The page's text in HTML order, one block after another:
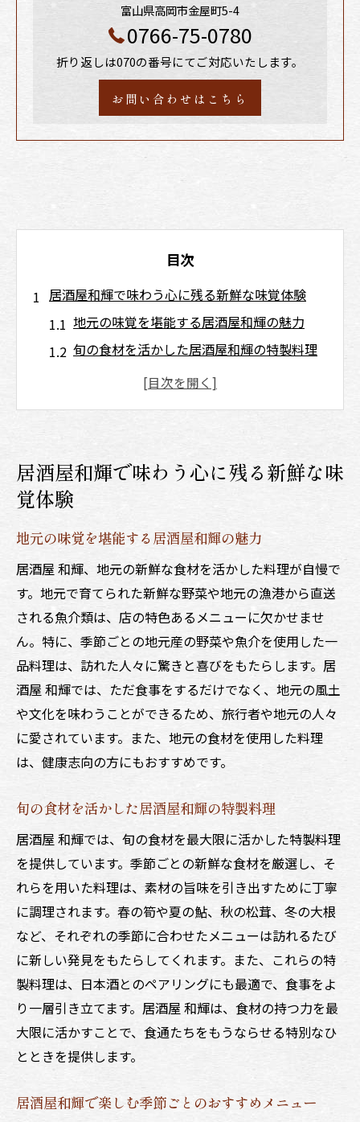
富山県高岡市金屋町5-4
0766-75-0780
折り返しは070の番号にてご対応いたします。
お問い合わせはこちら
目次
居酒屋和輝で味わう心に残る新鮮な味覚体験
地元の味覚を堪能する居酒屋和輝の魅力
旬の食材を活かした居酒屋和輝の特製料理
居酒屋和輝で楽しむ季節ごとのおすすめメ
居酒屋和輝での味わい深い料理の楽しみ方
地元食材が織り成す居酒屋花火の特別メニュー
の魅力
地元食材を使用した居酒屋和輝のこだわり
居酒屋和輝の特別メニューで感じる季節の
変化
居酒屋和輝で試したい新作メニュー
居酒屋和輝の料理に込められた地元の味
居酒屋和輝で楽しむ地元産の厳選食材
居酒屋和輝のメニューに隠されたこだわり
居酒屋花火での夜を彩る日本酒ペアリングの極
意
居酒屋和輝での日本酒と料理の絶妙な組み
日本酒選びで楽しむ居酒屋和輝の特別な夜
居酒屋和輝で体験する日本酒ペアリングの
魅力
居酒屋和輝の料理に合う日本酒の選び方
居酒屋和輝で味わう日本酒の奥深さ
居酒屋和輝の日本酒と料理の美しい調和
初めての訪問でも安心居酒屋和輝のおすすめメ
ニュー
居酒屋和輝で試したい初心者向けメニュー
居酒屋和輝での初訪問におすすめの料理
居酒屋和輝で味わう心に残る新鮮な味
覚体験
地元の味覚を堪能する居酒屋和輝の魅力
居酒屋 和輝、地元の新鮮な食材を活かした料理が自慢で
す。地元で育てられた新鮮な野菜や地元の漁港から直送
される魚介類は、店の特色あるメニューに欠かせませ
ん。特に、季節ごとの地元産の野菜や魚介を使用した一
品料理は、訪れた人々に驚きと喜びをもたらします。居
酒屋 和輝では、ただ食事をするだけでなく、地元の風土
や文化を味わうことができるため、旅行者や地元の人々
に愛されています。また、地元の食材を使用した料理
は、健康志向の方にもおすすめです。
旬の食材を活かした居酒屋和輝の特製料理
居酒屋 和輝では、旬の食材を最大限に活かした特製料理
を提供しています。季節ごとの新鮮な食材を厳選し、そ
れらを用いた料理は、素材の旨味を引き出すために丁寧
に調理されます。春の筍や夏の鮎、秋の松茸、冬の大根
など、それぞれの季節に合わせたメニューは訪れるたび
に新しい発見をもたらしてくれます。また、これらの特
製料理は、日本酒とのペアリングにも最適で、食事をよ
り一層引き立てます。居酒屋 和輝は、食材の持つ力を最
大限に活かすことで、食通たちをもうならせる特別なひ
とときを提供します。
居酒屋和輝で楽しむ季節ごとのおすすめメニュー